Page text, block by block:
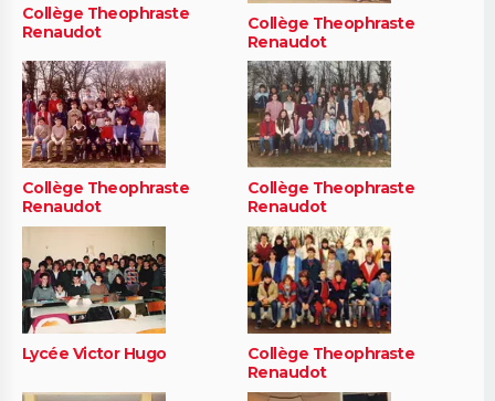
Collège Theophraste
Renaudot
Collège Theophraste
Renaudot
Collège Theophraste
Renaudot
Collège Theophraste
Renaudot
Lycée Victor Hugo
Collège Theophraste
Renaudot